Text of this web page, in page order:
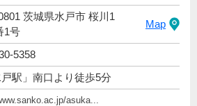
茨城県水戸市 桜川1
1号
Map
5358
駅」南口より徒歩5分
asuka...